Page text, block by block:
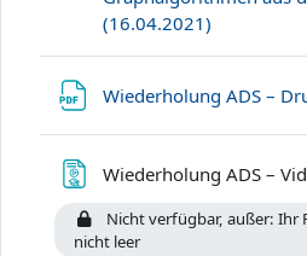
(16.04.2021)
Wiederholung ADS –
Wiederholung ADS –
Nicht verfügbar, außer: Ihr
nicht leer